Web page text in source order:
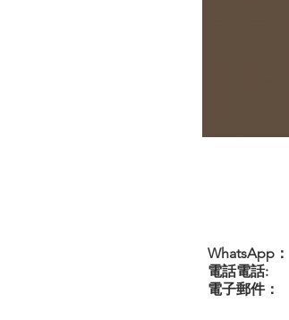
WhatsApp：
電話電話:
電子郵件：